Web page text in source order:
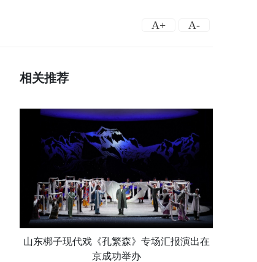
A+ A-
相关推荐
山东梆子现代戏《孔繁森》专场汇报演出在
京成功举办